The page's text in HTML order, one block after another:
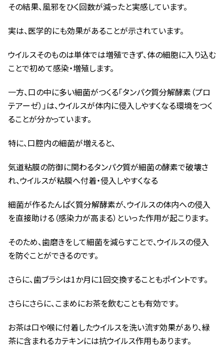
その結果、風邪をひく回数が減ったと実感しています。
実は、医学的にも効果があることが示されています。
ウイルスそのものは単体では増殖できず、体の細胞に入り込む
ことで初めて感染・増殖します。
一方、口の中に多い細菌がつくる「タンパク質分解酵素（プロ
テアーゼ）」は、ウイルスが体内に侵入しやすくなる環境をつく
ることが分かっています。
特に、口腔内の細菌が増えると、
気道粘膜の防御に関わるタンパク質が細菌の酵素で破壊さ
れ、ウイルスが粘膜へ付着・侵入しやすくなる
細菌が作るたんぱく質分解酵素が、ウイルスの体内への侵入
を直接助ける（感染力が高まる）といった作用が起こります。
そのため、歯磨きをして細菌を減らすことで、ウイルスの侵入
を防ぐことができるのです。
さらに、歯ブラシは1か月に1回交換することもポイントです。
さらにさらに、こまめにお茶を飲むことも有効です。
お茶は口や喉に付着したウイルスを洗い流す効果があり、緑
茶に含まれるカテキンには抗ウイルス作用もあります。